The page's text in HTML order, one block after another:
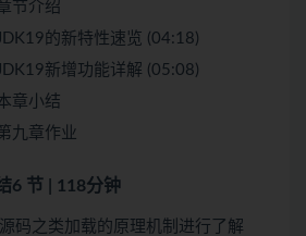
节介绍
的新特性速览 (04:18)
新增功能详解 (05:08)
章小结
九章作业
6 节 | 118分钟
码之类加载的原理机制进行了解